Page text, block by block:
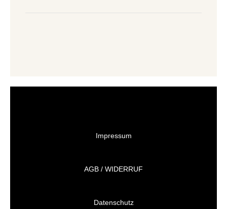
Impressum
AGB / WIDERRUF
Datenschutz